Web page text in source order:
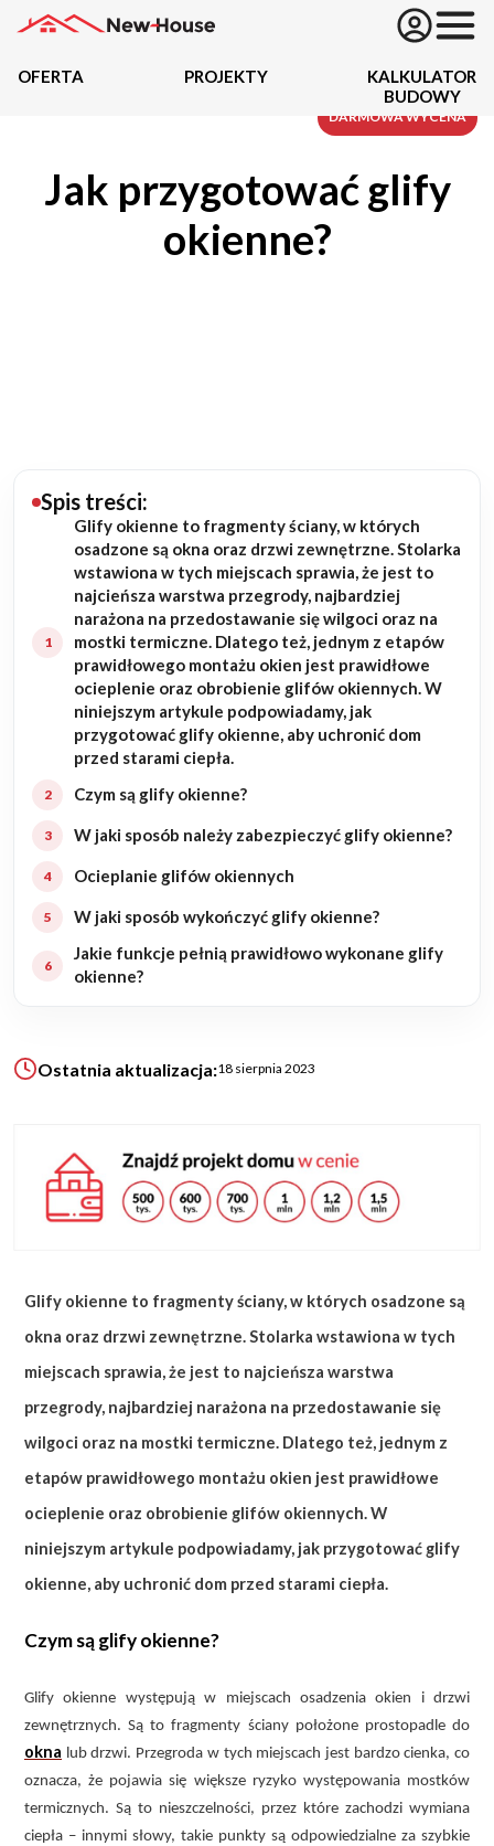
Oferta
Budowa domu
Rezydencje
Rozbudowa
Remonty
Budynki biurowe
Referencje
Filmy
Ogrody
KALKULATOR BUDOWY
BLOG
ZAPISZ SIĘ
OFERTA PROJEKTY
KALKULATOR
BUDOWY
Jak przygotować glify
okienne?
Spis treści:
Glify okienne to fragmenty ściany, w których
osadzone są okna oraz drzwi zewnętrzne. Stolarka
wstawiona w tych miejscach sprawia, że jest to
najcieńsza warstwa przegrody, najbardziej
narażona na przedostawanie się wilgoci oraz na
mostki termiczne. Dlatego też, jednym z etapów
prawidłowego montażu okien jest prawidłowe
ocieplenie oraz obrobienie glifów okiennych. W
niniejszym artykule podpowiadamy, jak
przygotować glify okienne, aby uchronić dom
przed starami ciepła.
Czym są glify okienne?
W jaki sposób należy zabezpieczyć glify okienne?
Ocieplanie glifów okiennych
W jaki sposób wykończyć glify okienne?
Jakie funkcje pełnią prawidłowo wykonane glify
okienne?
Ostatnia aktualizacja:18 sierpnia 2023
Glify okienne to fragmenty ściany, w których osadzone są
okna oraz drzwi zewnętrzne. Stolarka wstawiona w tych
miejscach sprawia, że jest to najcieńsza warstwa
przegrody, najbardziej narażona na przedostawanie się
wilgoci oraz na mostki termiczne. Dlatego też, jednym z
etapów prawidłowego montażu okien jest prawidłowe
ocieplenie oraz obrobienie glifów okiennych. W
niniejszym artykule podpowiadamy, jak przygotować glify
okienne, aby uchronić dom przed starami ciepła.
Czym są glify okienne?
Glify okienne występują w miejscach osadzenia okien i drzwi
zewnętrznych. Są to fragmenty ściany położone prostopadle do
okna lub drzwi. Przegroda w tych miejscach jest bardzo cienka, co
oznacza, że pojawia się większe ryzyko występowania mostków
termicznych. Są to nieszczelności, przez które zachodzi wymiana
ciepła – innymi słowy, takie punkty są odpowiedzialne za szybkie
DARMOWA WYCENA